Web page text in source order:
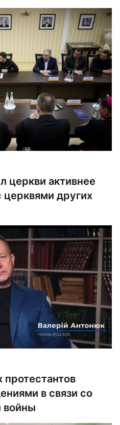
вторжения
церкви активнее
других
в связи со
войны